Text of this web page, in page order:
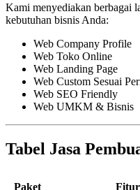
Kami menyediakan berbagai
kebutuhan bisnis Anda:
Web Company Profile
Web Toko Online
Web Landing Page
Web Custom Sesuai
Web SEO Friendly
Web UMKM & Bisnis
Tabel Jasa
Paket Fitur